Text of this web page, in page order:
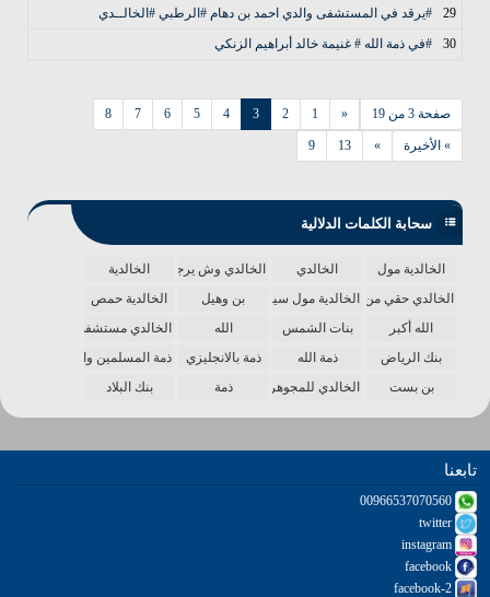
29
#يرقد في المستشفى والدي احمد بن دهام #الرطبي #الخالــدي
30
#في ذمة الله # غنيمة خالد أبراهيم الزنكي
صفحة 3 من 19 «
1
2
3
4
5
6
7
8
9 13 » » الأخيرة
سحابة الكلمات الدلالية
الخالدية مول الخالدي الخالدي وش يرجع
الخالدية
الخالدي حقي من الدنياالخالدية مول سينما بن وهيل
الخالدية حمص
الله أكبر
بنات الشمس الله
الخالدي مستشفى
بنك الرياض
ذمة الله ذمة بالانجليزي
ذمة المسلمين واحدة
بن بست
الخالدي للمجوهرات ذمة بنك البلاد
تابعنا